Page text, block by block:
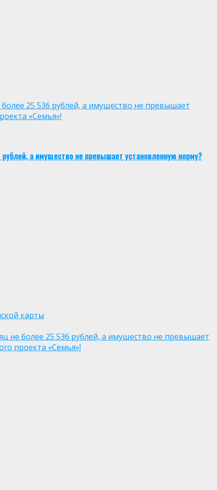
25 536 рублей, а имущество не превышает
«Семья»!
а имущество не превышает установленную норму?
карты
не более 25 536 рублей, а имущество не превышает
проекта «Семья»!